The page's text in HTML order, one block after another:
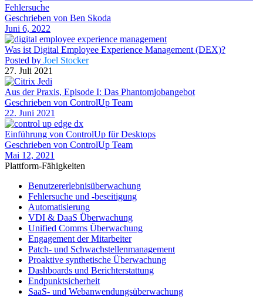
Fehlersuche
Geschrieben von Ben Skoda
Juni 6, 2022
Was ist Digital Employee Experience Management (DEX)?
Posted by Joel Stocker
27. Juli 2021
Aus der Praxis, Episode I: Das Phantomjobangebot
Geschrieben von ControlUp Team
22. Juni 2021
Einführung von ControlUp für Desktops
Geschrieben von ControlUp Team
Mai 12, 2021
Plattform-Fähigkeiten
Benutzererlebnisüberwachung
Fehlersuche und -beseitigung
Automatisierung
VDI & DaaS Überwachung
Unified Comms Überwachung
Engagement der Mitarbeiter
Patch- und Schwachstellenmanagement
Proaktive synthetische Überwachung
Dashboards und Berichterstattung
Endpunktsicherheit
SaaS- und Webanwendungsüberwachung